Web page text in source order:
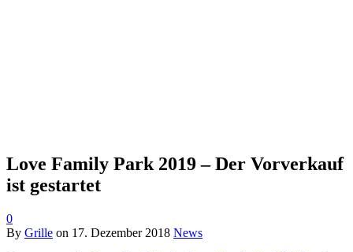
Love Family Park 2019 – Der Vorverkauf
ist gestartet
0
By Grille on 17. Dezember 2018 News